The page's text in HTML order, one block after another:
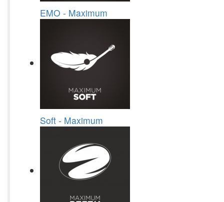
EMO - Maximum
Soft - Maximum